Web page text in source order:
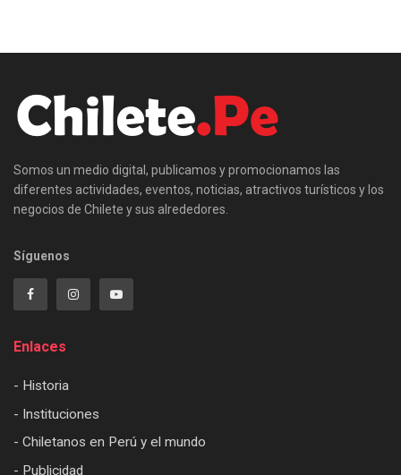
Somos un medio digital, publicamos y promocionamos las
diferentes actividades, eventos, noticias, atractivos turísticos y los
negocios de Chilete y sus alrededores.
Síguenos
Enlaces
- Historia
- Instituciones
- Chiletanos en Perú y el mundo
- Publicidad